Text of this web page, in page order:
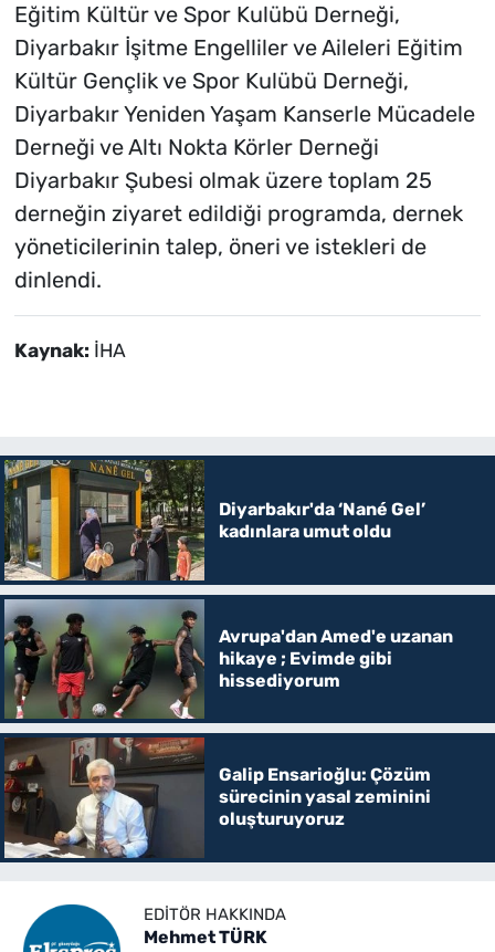
Eğitim Kültür ve Spor Kulübü Derneği,
Diyarbakır İşitme Engelliler ve Aileleri Eğitim
Kültür Gençlik ve Spor Kulübü Derneği,
Diyarbakır Yeniden Yaşam Kanserle Mücadele
Derneği ve Altı Nokta Körler Derneği
Diyarbakır Şubesi olmak üzere toplam 25
derneğin ziyaret edildiği programda, dernek
yöneticilerinin talep, öneri ve istekleri de
dinlendi.
Kaynak: İHA
Diyarbakır'da ‘Nané Gel’
kadınlara umut oldu
Avrupa'dan Amed'e uzanan
hikaye ; Evimde gibi
hissediyorum
Galip Ensarioğlu: Çözüm
sürecinin yasal zeminini
oluşturuyoruz
EDITÖR HAKKINDA
Mehmet TÜRK